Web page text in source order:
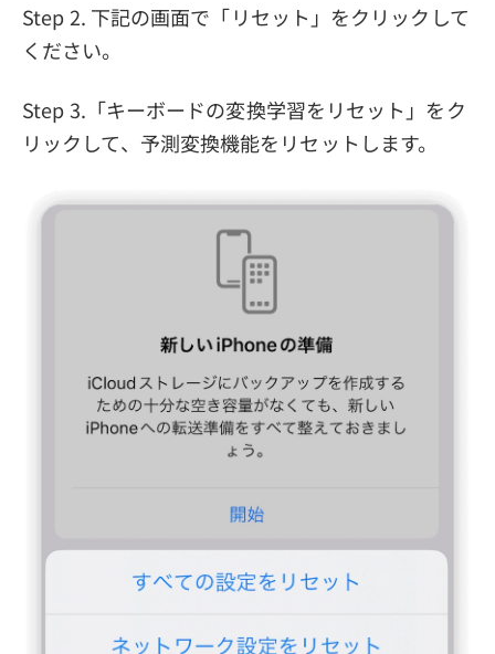
Step 2. 下記の画面で「リセット」をクリックして
ください。
Step 3.「キーボードの変換学習をリセット」をク
リックして、予測変換機能をリセットします。